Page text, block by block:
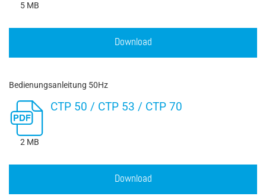
5 MB
Download
Bedienungsanleitung 50Hz
2 MB
CTP 50 / CTP 53 / CTP 70
Download